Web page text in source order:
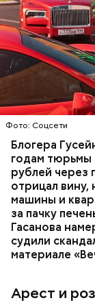
Фото: Соцсети
Блогера
годам тюрьмы
рублей через
отрицал вину,
машины и
за пачку
Гасанова
судили
материале
Арест и
В мае 2025
В его
неуплате
доходов в
мужчину
НАЛОГИ
ГАСАН
Молодого
допросе он
только
мотивом
которая в
спустя
уже травил